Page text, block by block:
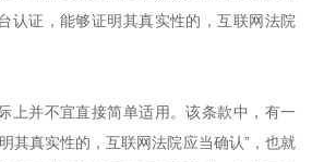
认证，能够证明其真实性的，互联网法院
上并不宜直接简单适用。该条款中，有一
其真实性的，互联网法院应当确认”，也就